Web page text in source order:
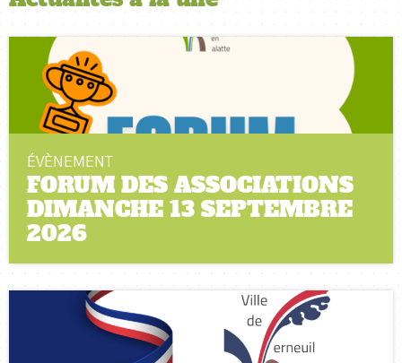
ÉVÈNEMENT
FORUM DES ASSOCIATIONS
DIMANCHE 13 SEPTEMBRE
2026